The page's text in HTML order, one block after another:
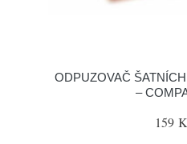
ODPUZOVAČ
–
159